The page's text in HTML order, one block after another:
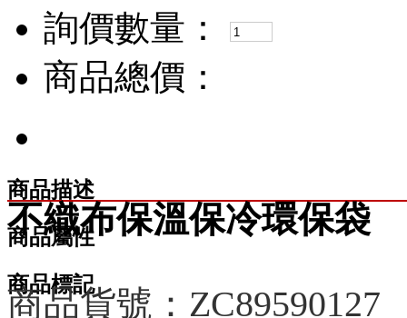
詢價數量：
商品總價：
商品描述
商品屬性
商品標記
不織布保溫保冷環保袋
商品貨號：ZC89590127